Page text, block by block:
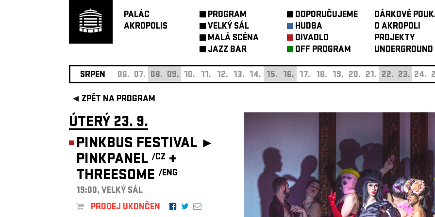
PALÁC
AKROPOLIS
PROGRAM
VELKÝ SÁL
MALÁ SCÉNA
JAZZ BAR
DOPORUČUJEME
HUDBA
DIVADLO
OFF PROGRAM
DÁRKOVÉ
O AKROPOLI
PROJEKTY
UNDERGROUND
SRPEN 06. 07. 08. 09. 10. 11. 12. 13. 14. 15. 16. 17. 18. 19. 20. 21. 22. 23. 24.
ZPĚT NA PROGRAM
ÚTERÝ 23. 9.
PINKBUS FESTIVAL ►
PINKPANEL /CZ +
THREESOME /ENG
19:00, VELKÝ SÁL
PRODEJ UKONČEN